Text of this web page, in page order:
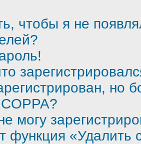
чтобы я не
но
могу
функция «Удалить